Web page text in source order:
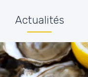
Actualités